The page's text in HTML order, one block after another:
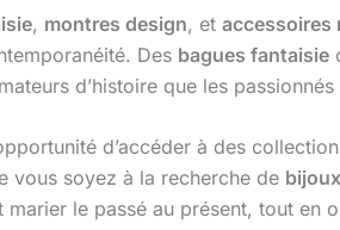
, montres design, et accessoires
Des bagues fantaisie
d’histoire que les
d’accéder à des
vous soyez à la recherche de
le passé au présent, tout en